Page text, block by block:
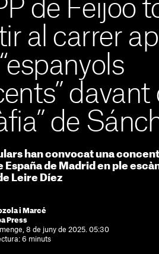
de Feijóo
al carrer
davant
de
han convocat una
España de Madrid en ple
Leire Díez
i Marcé
Press
8 de juny de 2025. 05:30
6 minuts